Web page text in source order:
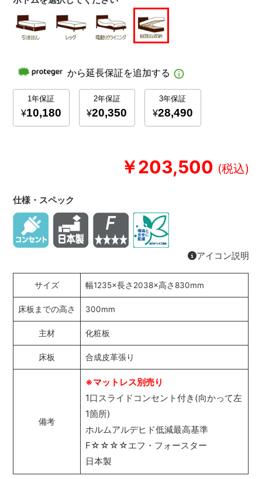
￥203,500
仕様・スペック
アイコン説明
サイズ 幅1235×長さ2038×高さ830mm
床板までの高さ 300mm
主材 化粧板
床板 合成皮革張り
備考
※マットレス別売り
1口スライドコンセント付き(向かって左
1箇所)
ホルムアルデヒド低減最高基準
F☆☆☆☆エフ・フォースター
日本製